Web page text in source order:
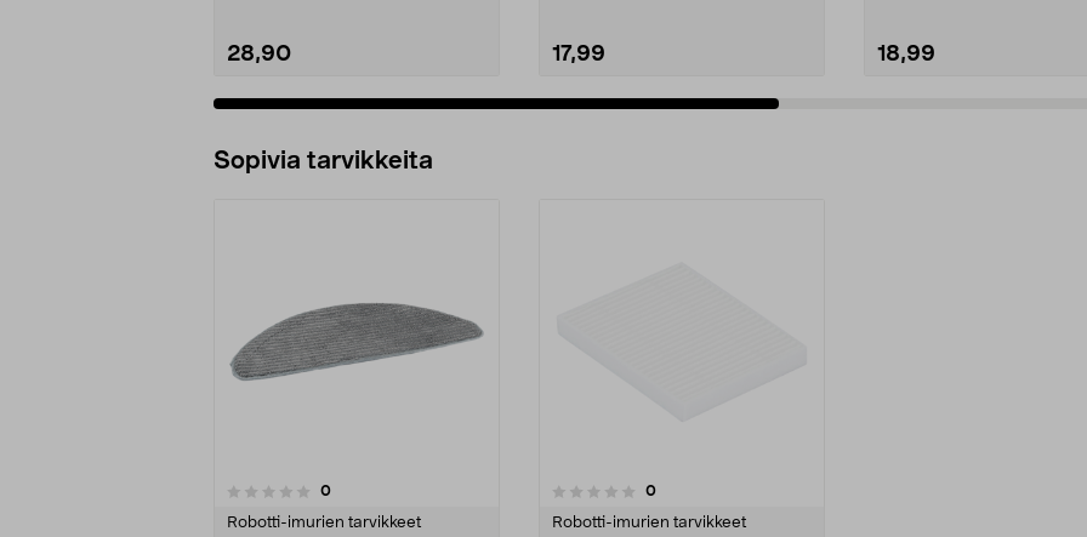
28,90 17,99 18,99
Sopivia tarvikkeita
0arvostelut
Robotti-imurien tarvikkeet
0.0 viidestä
0arvostelut
Robotti-imurien tarvikkeet